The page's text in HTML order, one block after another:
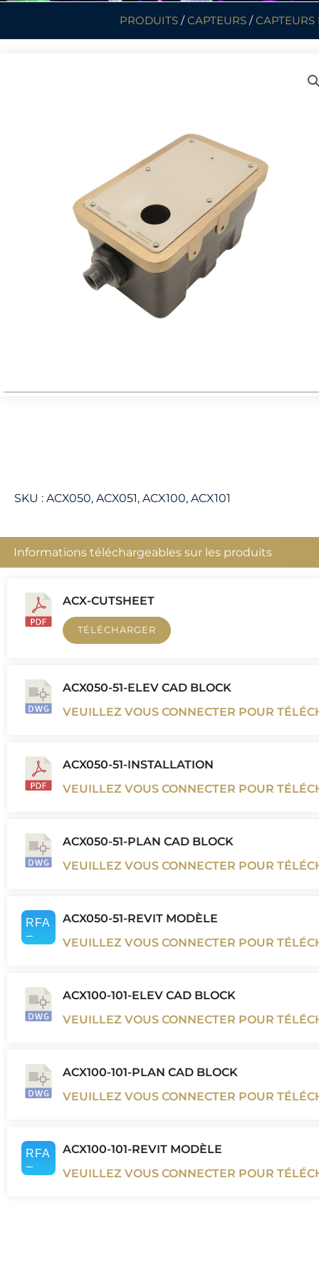
PRODUITS /CAPTEURS /
SKU : ACX050, ACX051, ACX100, ACX101
Informations téléchargeables sur les produits
ACX-CUTSHEET
TÉLÉCHARGER
ACX050-51-ELEV CAD BLOCK
VEUILLEZ VOUS CONNECTER POUR
ACX050-51-INSTALLATION
VEUILLEZ VOUS CONNECTER POUR
ACX050-51-PLAN CAD BLOCK
VEUILLEZ VOUS CONNECTER POUR
ACX050-51-REVIT MODÈLE
VEUILLEZ VOUS CONNECTER POUR
ACX100-101-ELEV CAD BLOCK
VEUILLEZ VOUS CONNECTER POUR
ACX100-101-PLAN CAD BLOCK
VEUILLEZ VOUS CONNECTER POUR
ACX100-101-REVIT MODÈLE
VEUILLEZ VOUS CONNECTER POUR